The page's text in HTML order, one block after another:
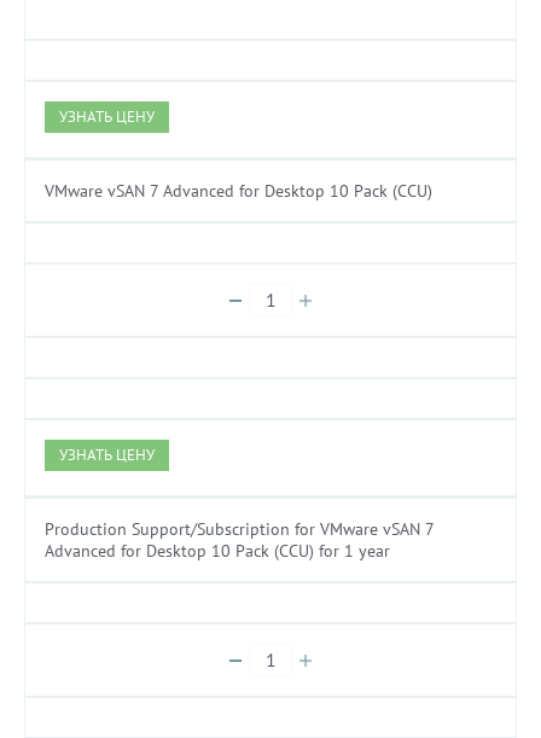
УЗНАТЬ ЦЕНУ
VMware vSAN 7 Advanced for Desktop 10 Pack (CCU)
УЗНАТЬ ЦЕНУ
Production Support/Subscription for VMware vSAN 7
Advanced for Desktop 10 Pack (CCU) for 1 year